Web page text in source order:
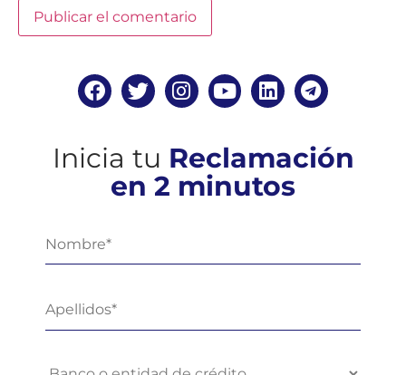
Inicia tu Reclamación
en 2 minutos